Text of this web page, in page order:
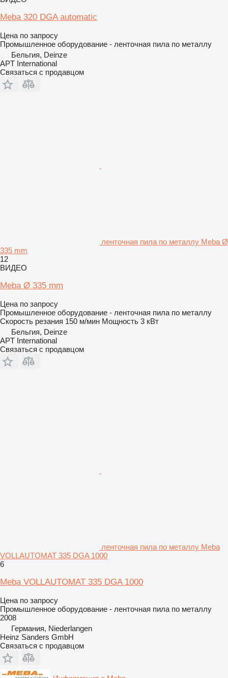
Meba 320 DGA automatic
Цена по запросу
Промышленное оборудование - ленточная пила по металлу
Бельгия, Deinze
APT International
Связаться с продавцом
ленточная пила по металлу Meba Ø
335 mm
12
ВИДЕО
Meba Ø 335 mm
Цена по запросу
Промышленное оборудование - ленточная пила по металлу
Скорость резания 150 м/мин Мощность 3 кВт
Бельгия, Deinze
APT International
Связаться с продавцом
ленточная пила по металлу Meba
VOLLAUTOMAT 335 DGA 1000
6
Meba VOLLAUTOMAT 335 DGA 1000
Цена по запросу
Промышленное оборудование - ленточная пила по металлу
2008
Германия, Niederlangen
Heinz Sanders GmbH
Связаться с продавцом